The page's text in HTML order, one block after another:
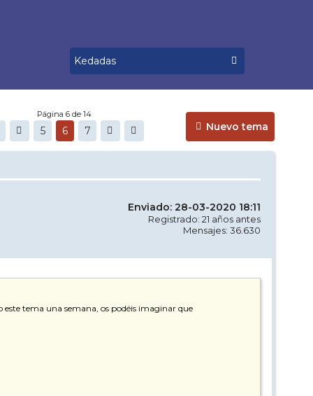
Nuevo tema
Página 6 de 14
5 6 7
Enviado: 28-03-2020 18:11
Registrado: 21 años antes
Mensajes: 36.630
este tema una semana, os podéis imaginar que